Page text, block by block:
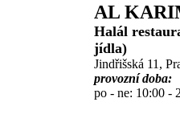
AL
Halál
jídla)
Jindřišská 11,
provozní doba:
po - ne: 10:00 -